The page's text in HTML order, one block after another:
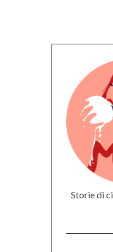
Storie di